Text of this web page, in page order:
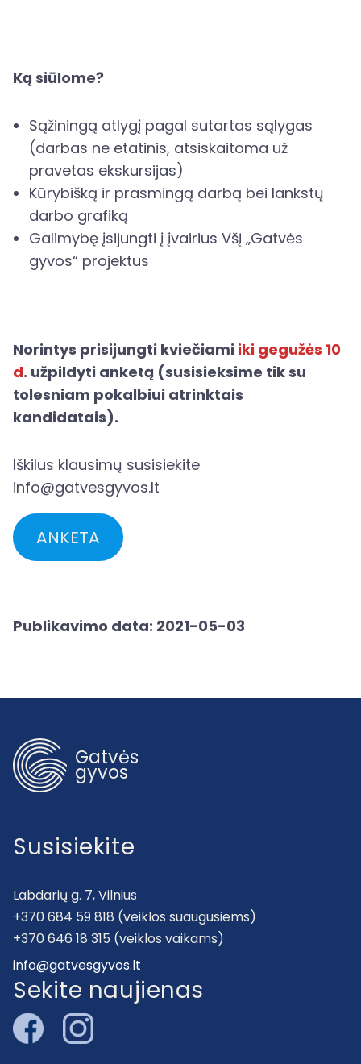
Ką siūlome?
Sąžiningą atlygį pagal sutartas sąlygas
(darbas ne etatinis, atsiskaitoma už
pravetas ekskursijas)
Kūrybišką ir prasmingą darbą bei lankstų
darbo grafiką
Galimybę įsijungti į įvairius VšĮ „Gatvės
gyvos“ projektus
Norintys prisijungti kviečiami iki gegužės 10
d. užpildyti anketą (susisieksime tik su
tolesniam pokalbiui atrinktais
kandidatais).
Iškilus klausimų susisiekite
info@gatvesgyvos.lt
ANKETA
Publikavimo data: 2021-05-03
Gatvės
gyvos
Susisiekite
Labdarių g. 7, Vilnius
+370 684 59 818 (veiklos suaugusiems)
+370 646 18 315 (veiklos vaikams)
info@gatvesgyvos.lt
Sekite naujienas